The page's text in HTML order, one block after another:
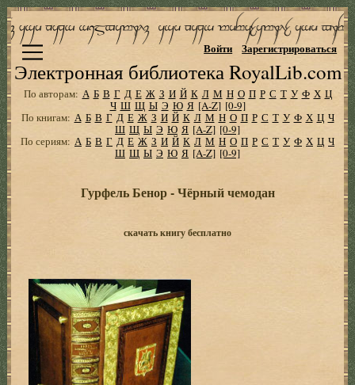
Электронная библиотека RoyalLib.com
Войти Зарегистрироваться
По авторам: А Б В Г Д Е Ж З И Й К Л М Н О П Р С Т У Ф Х Ц
Ч Ш Щ Ы Э Ю Я [A-Z] [0-9]
По книгам: А Б В Г Д Е Ж З И Й К Л М Н О П Р С Т У Ф Х Ц Ч
Ш Щ Ы Э Ю Я [A-Z] [0-9]
По сериям: А Б В Г Д Е Ж З И Й К Л М Н О П Р С Т У Ф Х Ц Ч
Ш Щ Ы Э Ю Я [A-Z] [0-9]
Гурфель Бенор - Чёрный чемодан
скачать книгу бесплатно